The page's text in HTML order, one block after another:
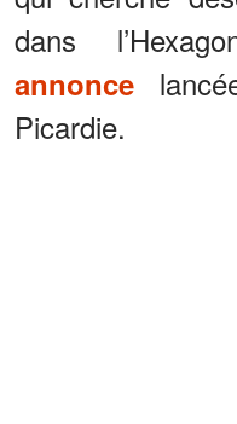
dans
annonce
Picardie.